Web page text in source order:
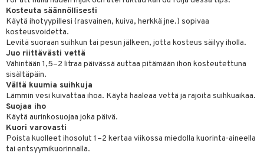
Kosteuta säännöllisesti
Käytä ihotyypillesi (rasvainen, kuiva, herkkä jne.) sopivaa
kosteusvoidetta.
Levitä suoraan suihkun tai pesun jälkeen, jotta kosteus säilyy iholla.
Juo riittävästi vettä
Vähintään 1,5–2 litraa päivässä auttaa pitämään ihon kosteutettuna
sisältäpäin.
Vältä kuumia suihkuja
Lämmin vesi kuivattaa ihoa. Käytä haaleaa vettä ja rajoita suihkuaikaa.
Suojaa iho
Käytä aurinkosuojaa joka päivä.
Kuori varovasti
Poista kuolleet ihosolut 1–2 kertaa viikossa miedolla kuorinta-aineella
tai entsyymikuorinnalla.
in hoitoaine
poisto
hoito
iho
iho
iho
iho
& Highlighter
hoito
tarvikkeet
/ Kajaali
de cologne
de parfum
de toilette
&
Lapset
Set
tuotteet
tuotteet
shave balm
shave lotion